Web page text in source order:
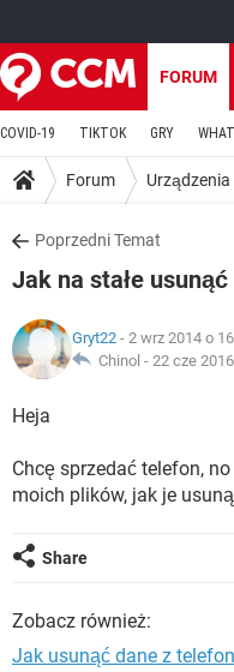
FORUM
COVID-19 TIKTOK GRY
Forum
Poprzedni Temat
Jak na stałe
Gryt22 - 2 wrz 2014 o
Chinol - 22 cze
Heja
Chcę sprzedać telefon,
moich plików, jak je
Share
Zobacz również:
Jak usunąć dane z